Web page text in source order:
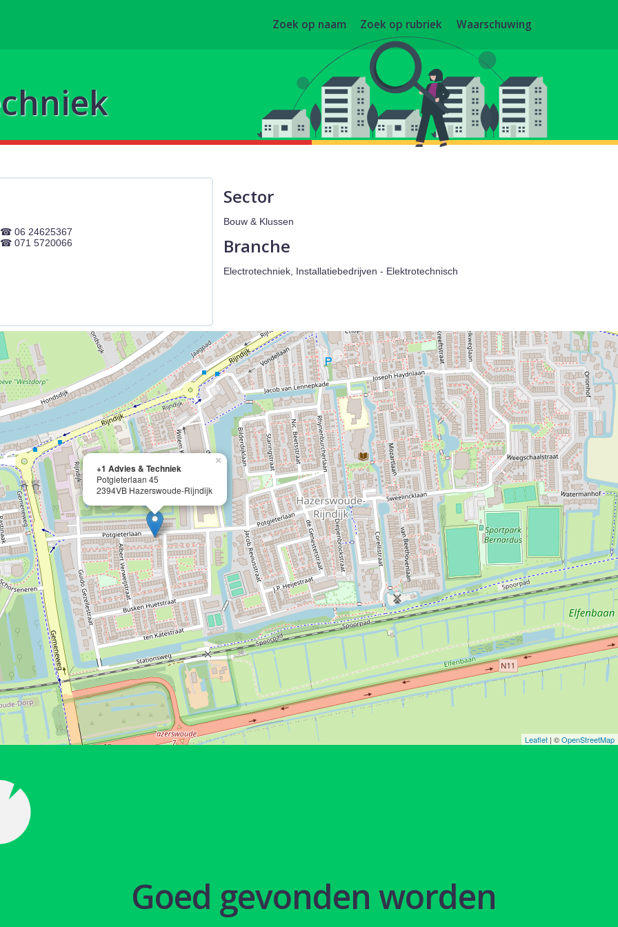
Zoek op naam Zoek op rubriek Waarschuwing
06 24625367
071 5720066
Sector
Bouw & Klussen
Branche
Electrotechniek, Installatiebedrijven - Elektrotechnisch
+1 Advies & Techniek
Potgieterlaan 45
2394VB Hazerswoude-Rijndijk
×
Leaflet | ©OpenStreetMap
Goed gevonden worden